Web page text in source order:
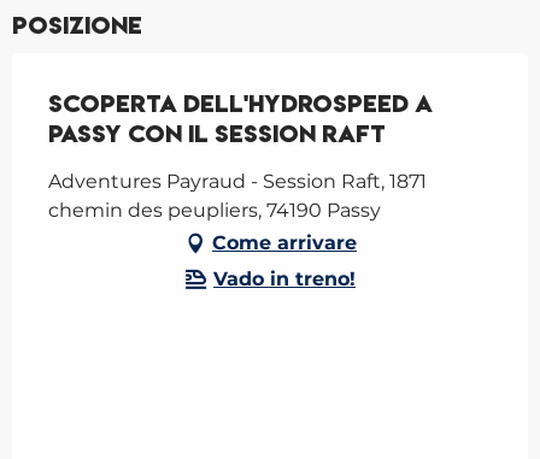
Posizione
Scoperta dell'Hydrospeed a
Passy con il Session Raft
Adventures Payraud - Session Raft, 1871
chemin des peupliers, 74190 Passy
Come arrivare
Vado in treno!